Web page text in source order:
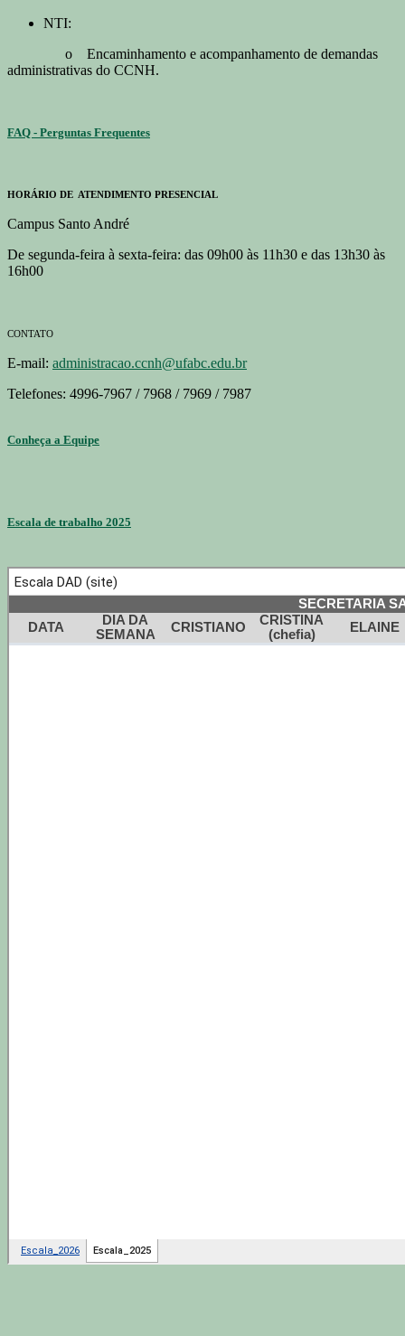
NTI:
o Encaminhamento e acompanhamento de demandas
administrativas do CCNH.
FAQ - Perguntas Frequentes
HORÁRIO DE ATENDIMENTO PRESENCIAL
Campus Santo André
De segunda-feira à sexta-feira: das 09h00 às 11h30 e das 13h30 às
16h00
CONTATO
E-mail: administracao.ccnh@ufabc.edu.br
Telefones: 4996-7967 / 7968 / 7969 / 7987
Conheça a Equipe
Escala de trabalho 2025